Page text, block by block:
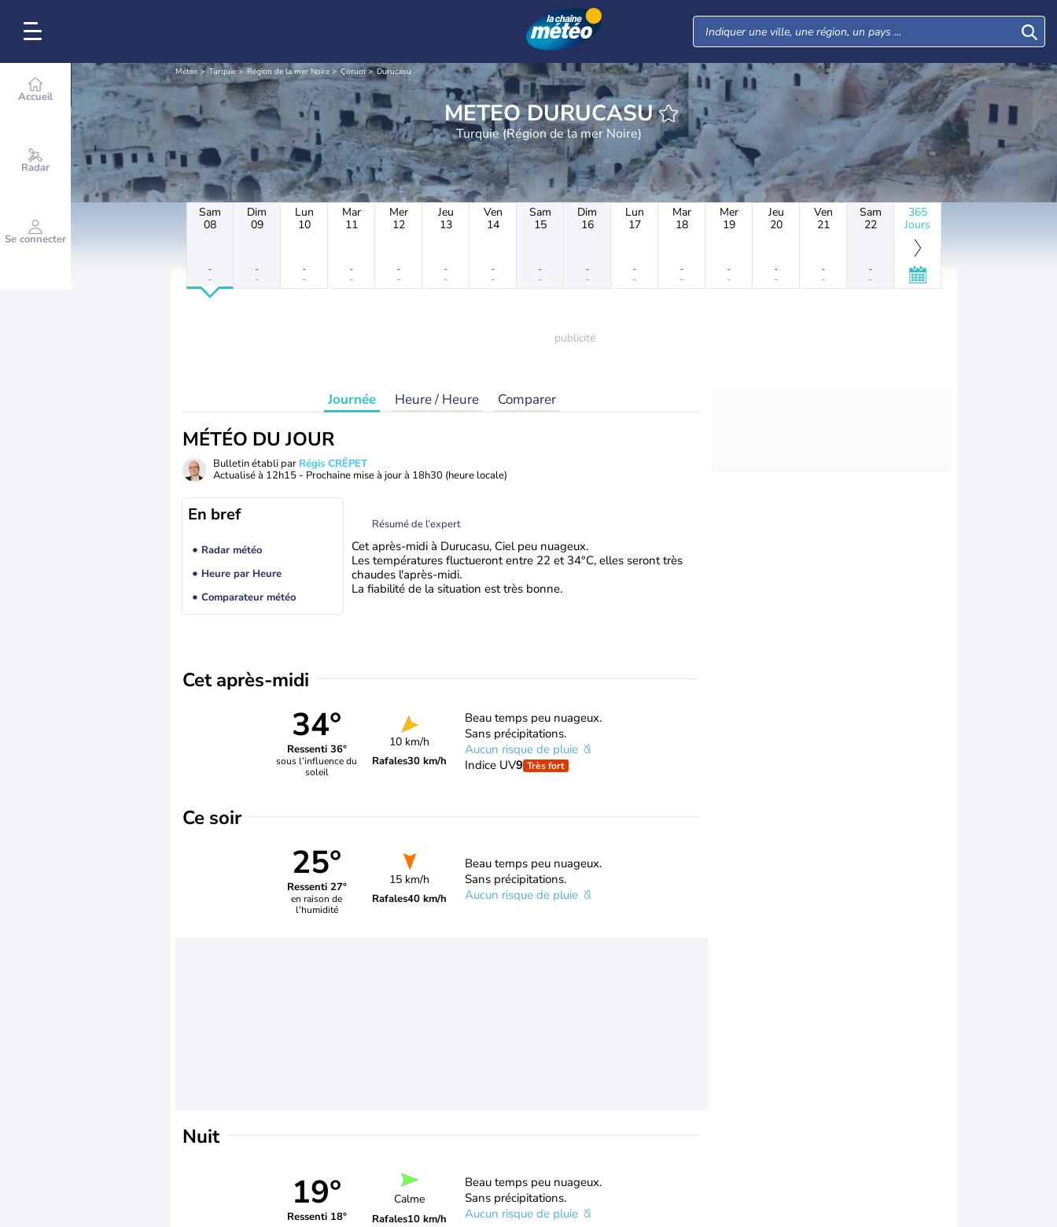
Accueil
Radar
Se connecter
Météo Turquie Région de la mer Noire Çorum Durucasu
METEO DURUCASU
Turquie (Région de la mer Noire)
Sam
08
-
-
Dim
09
-
-
Lun
10
-
-
Mar
11
-
-
Mer
12
-
-
Jeu
13
-
-
Ven
14
-
-
Sam
15
-
-
Dim
16
-
-
Lun
17
-
-
Mar
18
-
-
Mer
19
-
-
Jeu
20
-
-
Ven
21
-
-
Sam
22
-
-
365
Jours
Journée Heure / Heure Comparer
MÉTÉO DU JOUR
Bulletin établi par Régis CRÊPET
Actualisé à 12h15 - Prochaine mise à jour à 18h30 (heure locale)
En bref
Radar météo
Heure par Heure
Comparateur météo
Résumé de l’expert
Cet après-midi à Durucasu, Ciel peu nuageux.
Les températures fluctueront entre 22 et 34°C, elles seront très
chaudes l'après-midi.
La fiabilité de la situation est très bonne.
Cet après-midi
34°
Ressenti 36°
sous l’influence du
soleil
10 km/h
Rafales30 km/h
Beau temps peu nuageux.
Sans précipitations.
Aucun risque de pluie
Indice UV9 Très fort
Ce soir
25°
Ressenti 27°
en raison de
l'humidité
15 km/h
Rafales40 km/h
Beau temps peu nuageux.
Sans précipitations.
Aucun risque de pluie
Nuit
19°
Ressenti 18°
Calme
Rafales10 km/h
Beau temps peu nuageux.
Sans précipitations.
Aucun risque de pluie